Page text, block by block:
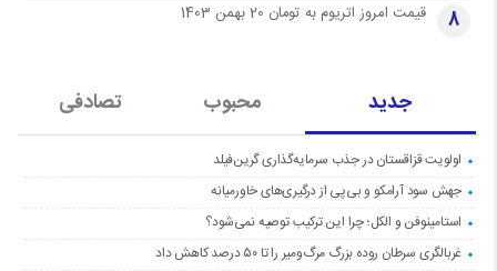
8 قیمت امروز اتریوم به تومان 20 بهمن 1403
جدید محبوب تصادفی
اولویت قزاقستان در جذب سرمایه‌گذاری گرین‌فیلد
جهش سود آرامکو و بی‌پی از درگیری‌های خاورمیانه
استامینوفن و الکل؛ چرا این ترکیب توصیه نمی‌شود؟
غربالگری سرطان روده بزرگ مرگ‌ومیر را تا ۵۰ درصد کاهش داد